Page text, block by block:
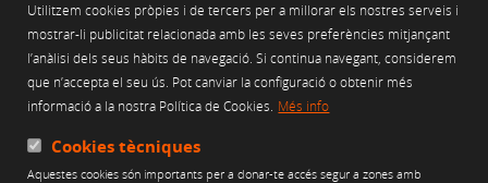
Utilitzem cookies pròpies i de tercers per a millorar els nostres serveis i
mostrar-li publicitat relacionada amb les seves preferències mitjançant
l’anàlisi dels seus hàbits de navegació. Si continua navegant, considerem
que n’accepta el seu ús. Pot canviar la configuració o obtenir més
informació a la nostra Política de Cookies. Més info
Cookies tècniques
Aquestes cookies són importants per a donar-te accés segur a zones amb
AVÍS LEGAL
POLÍTICA D'ÚS DE COOKIES
POLÍTICA DE PRIVACITAT
POLÍTICA DE XARXES SOCIALS
CANAL ÈTIC